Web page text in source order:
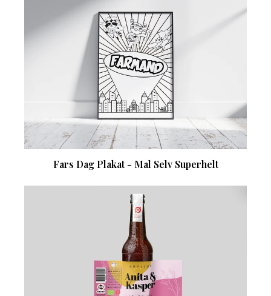
Fars Dag Plakat - Mal Selv Superhelt